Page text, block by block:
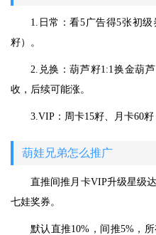
1.日常：看5广告得5张初
籽）。
2.兑换：葫芦籽1:1换金葫
收，后续可能涨。
3.VIP：周卡15籽、月卡60
葫娃兄弟怎么推广
直推间推月卡VIP升级星级
七娃奖券。
默认直推10%，间推5%，